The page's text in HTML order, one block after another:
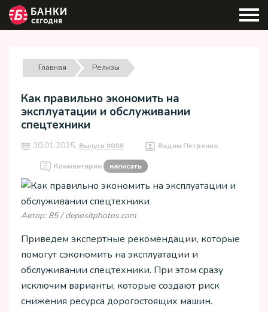
Главная Релизы
Как правильно экономить на
эксплуатации и обслуживании
спецтехники
30.01.2025, Выпуск #098 Вадим Петренко
Комментарии написать
Автор: 85 / depositphotos.com
Приведем экспертные рекомендации, которые
помогут сэкономить на эксплуатации и
обслуживании спецтехники. При этом сразу
исключим варианты, которые создают риск
снижения ресурса дорогостоящих машин.